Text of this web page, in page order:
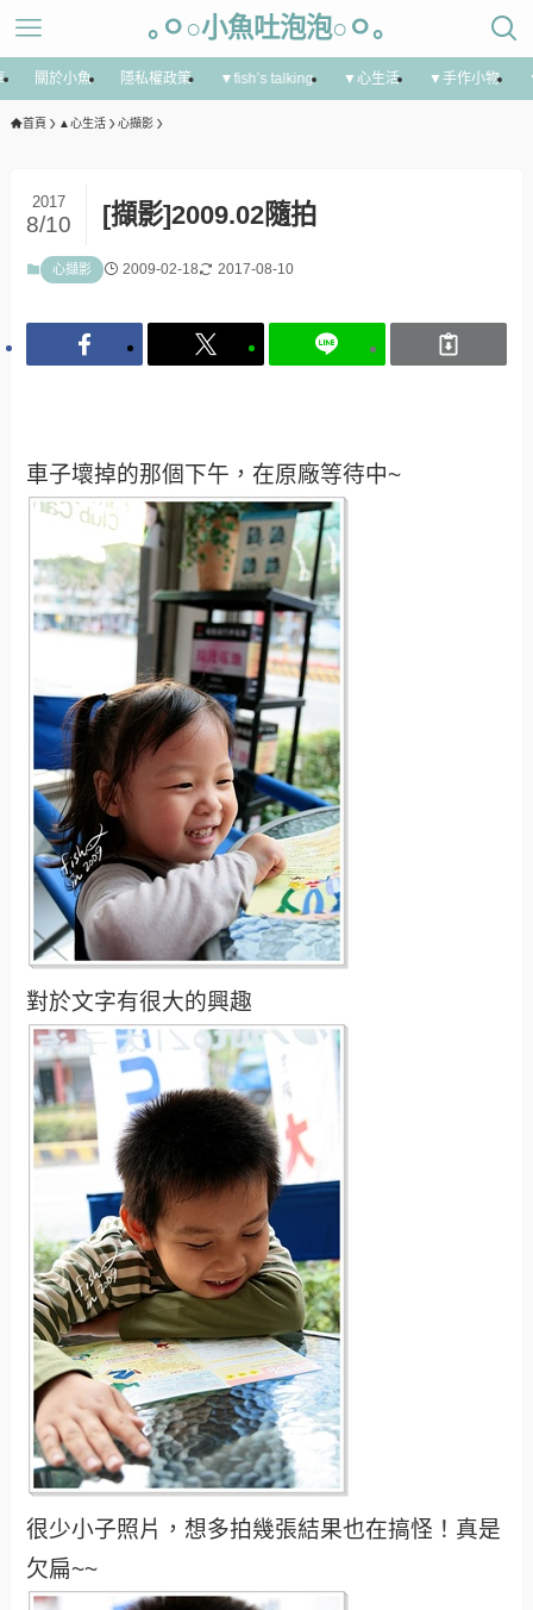
｡ㅇ○小魚吐泡泡○ㅇ｡
關於小魚 隱私權政策 ▼fish’s talking ▼心生活 ▼手作小物
首頁 ▲心生活 心擷影
[擷影]2009.02隨拍
2017
8/10
心擷影 2009-02-18 2017-08-10
車子壞掉的那個下午，在原廠等待中~
對於文字有很大的興趣
很少小子照片，想多拍幾張結果也在搞怪！真是
欠扁~~